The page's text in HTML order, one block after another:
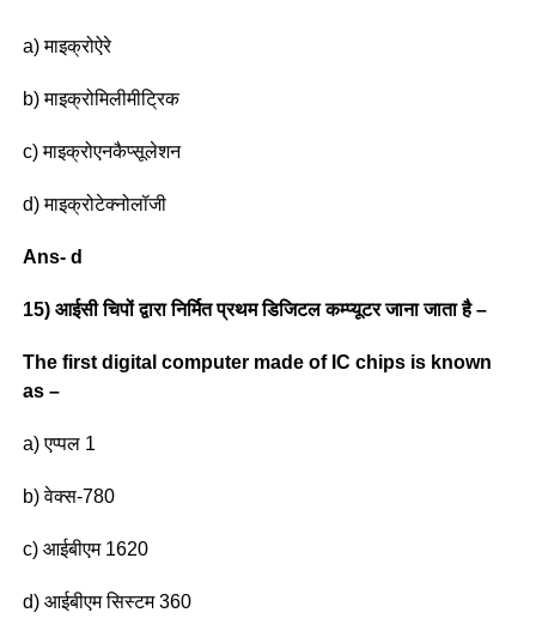
a) माइक्रोऐरे
b) माइक्रोमिलीमीट्रिक
c) माइक्रोएनकैप्सूलेशन
d) माइक्रोटेक्नोलॉजी
Ans- d
15) आईसी चिपों द्वारा निर्मित प्रथम डिजिटल कम्प्यूटर जाना जाता है –
The first digital computer made of IC chips is known
as –
a) एप्पल 1
b) वेक्स-780
c) आईबीएम 1620
d) आईबीएम सिस्टम 360